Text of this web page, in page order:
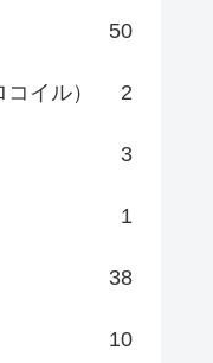
50
イル） 2
3
1
38
10